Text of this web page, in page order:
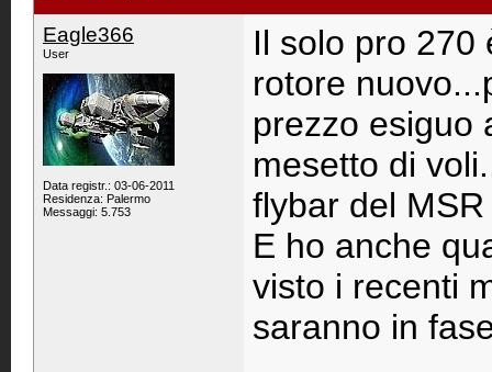
Eagle366
User
Data registr.: 03-06-2011
Residenza: Palermo
Messaggi: 5.753
Il solo pro 270
rotore
prezzo esiguo
mesetto di
flybar del
E ho anche
visto i recenti
saranno in